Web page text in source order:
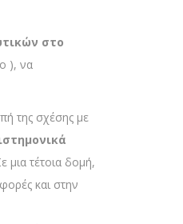
στο
), να
της σχέσης με
μια τέτοια δομή,
και στην